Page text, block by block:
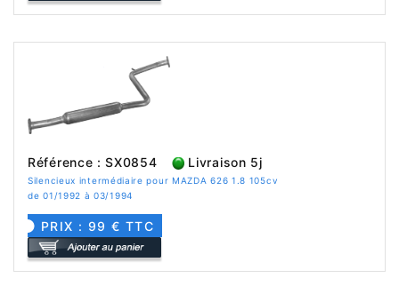
Référence : SX0854 Livraison 5j
Silencieux intermédiaire pour MAZDA 626 1.8 105cv
de 01/1992 à 03/1994
PRIX : 99 € TTC